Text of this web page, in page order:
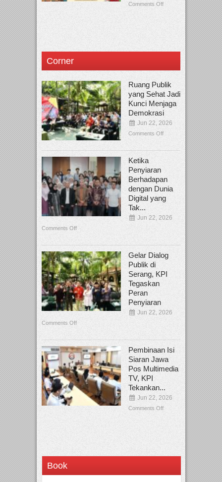
Comments Off
Corner
Ruang Publik
yang Sehat Jadi
Kunci Menjaga
Demokrasi
Jun 22, 2026
Comments Off
Ketika
Penyiaran
Berhadapan
dengan Dunia
Digital yang
Tak...
Jun 22, 2026
Comments Off
Gelar Dialog
Publik di
Serang, KPI
Tegaskan
Peran
Penyiaran
Jun 22, 2026
Comments Off
Pembinaan Isi
Siaran Jawa
Pos Multimedia
TV, KPI
Tekankan...
Jun 22, 2026
Comments Off
Book